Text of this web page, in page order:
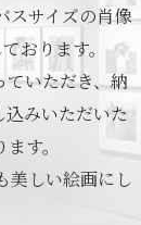
スサイズの肖像
おります。
ていただき、納
込みいただいた
す。
美しい絵画にし